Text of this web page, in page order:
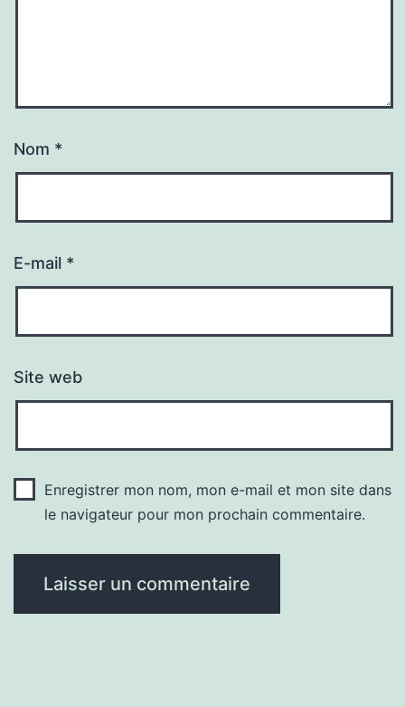
Nom *
E-mail *
Site web
Enregistrer mon nom, mon e-mail et mon site dans
le navigateur pour mon prochain commentaire.